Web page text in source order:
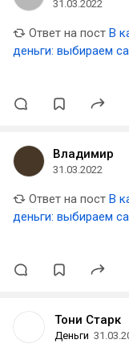
31.03.2022
Ответ на пост В
деньги: выбираем
Владимир
31.03.2022
Ответ на пост В
деньги: выбираем
Тони Старк
Деньги